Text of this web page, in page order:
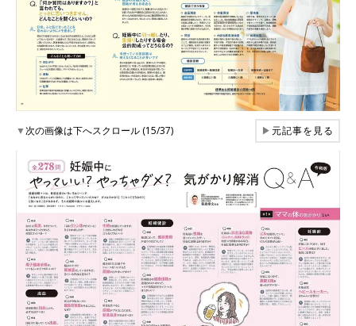
▼次の画像は下へスクロール (15/37) ▶元記事を見る